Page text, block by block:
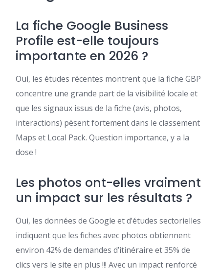
La fiche Google Business
Profile est-elle toujours
importante en 2026 ?
Oui, les études récentes montrent que la fiche GBP
concentre une grande part de la visibilité locale et
que les signaux issus de la fiche (avis, photos,
interactions) pèsent fortement dans le classement
Maps et Local Pack. Question importance, y a la
dose !
Les photos ont-elles vraiment
un impact sur les résultats ?
Oui, les données de Google et d’études sectorielles
indiquent que les fiches avec photos obtiennent
environ 42% de demandes d’itinéraire et 35% de
clics vers le site en plus !!! Avec un impact renforcé